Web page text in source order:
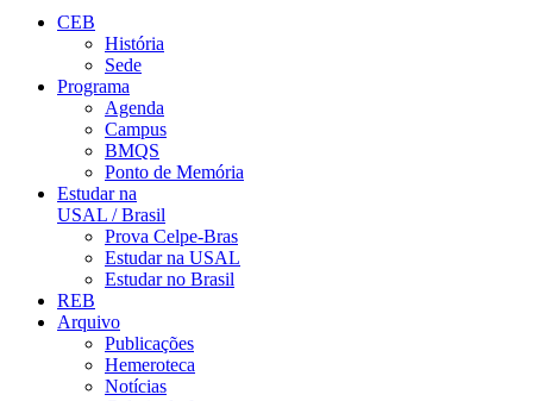
CEB
História
Sede
Programa
Agenda
Campus
BMQS
Ponto de Memória
Estudar na
USAL / Brasil
Prova Celpe-Bras
Estudar na USAL
Estudar no Brasil
REB
Arquivo
Publicações
Hemeroteca
Notícias